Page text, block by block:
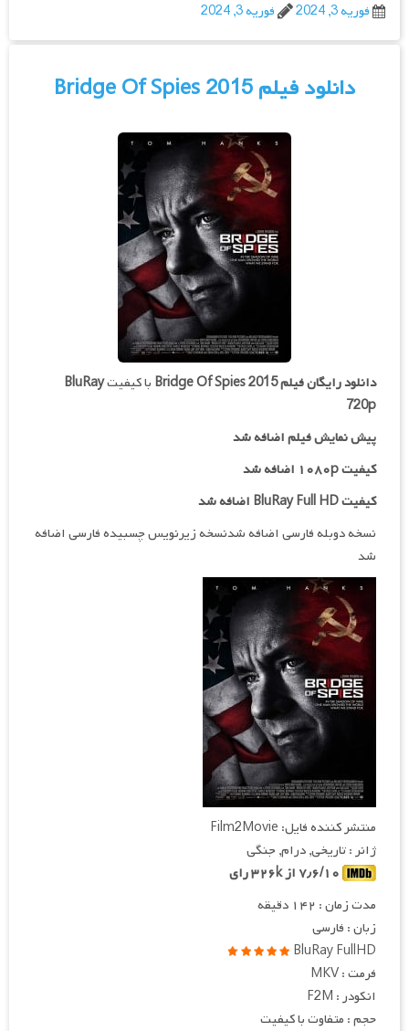
فوریه 3, 2024
فوریه 3, 2024
دانلود فیلم Bridge Of Spies 2015
دانلود رایگان فیلمBridge Of Spies 2015 با کیفیتBluRay
720p
پیش نمایش فیلم اضافه شد
کیفیت ۱۰۸۰p اضافه شد
کیفیت BluRay Full HD اضافه شد
نسخه دوبله فارسی اضافه شدنسخه زیرنویس چسبیده فارسی اضافه
شد
منتشر کننده فایل: Film2Movie
ژانر : تاریخی, درام, جنگی
مدت زمان : ۱۴۲ دقیقه
زبان : فارسی
BluRay FullHD
فرمت : MKV
انکودر : F2M
حجم : متفاوت با کیفیت